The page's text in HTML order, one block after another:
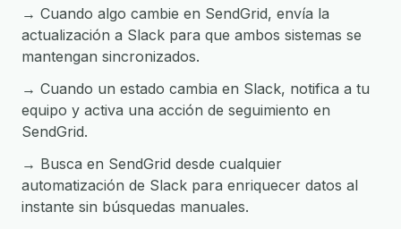
→ Cuando algo cambie en SendGrid, envía la
actualización a Slack para que ambos sistemas se
mantengan sincronizados.
→ Cuando un estado cambia en Slack, notifica a tu
equipo y activa una acción de seguimiento en
SendGrid.
→ Busca en SendGrid desde cualquier
automatización de Slack para enriquecer datos al
instante sin búsquedas manuales.